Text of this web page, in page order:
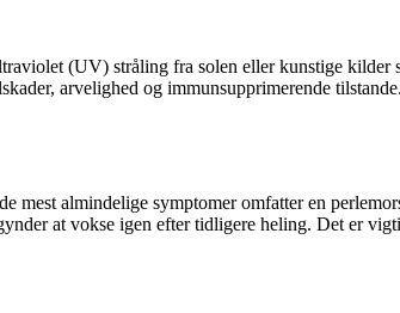
(UV) stråling fra solen eller kunstige
arvelighed og immunsupprimerende
mest almindelige symptomer omfatter en
at vokse igen efter tidligere heling. Det er